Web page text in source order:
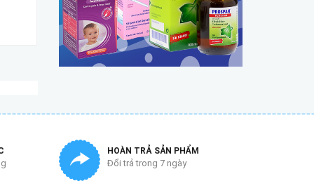
250.000₫ 235.000₫
HOÀN TRẢ SẢN PHẨM
Đổi trả trong 7 ngày